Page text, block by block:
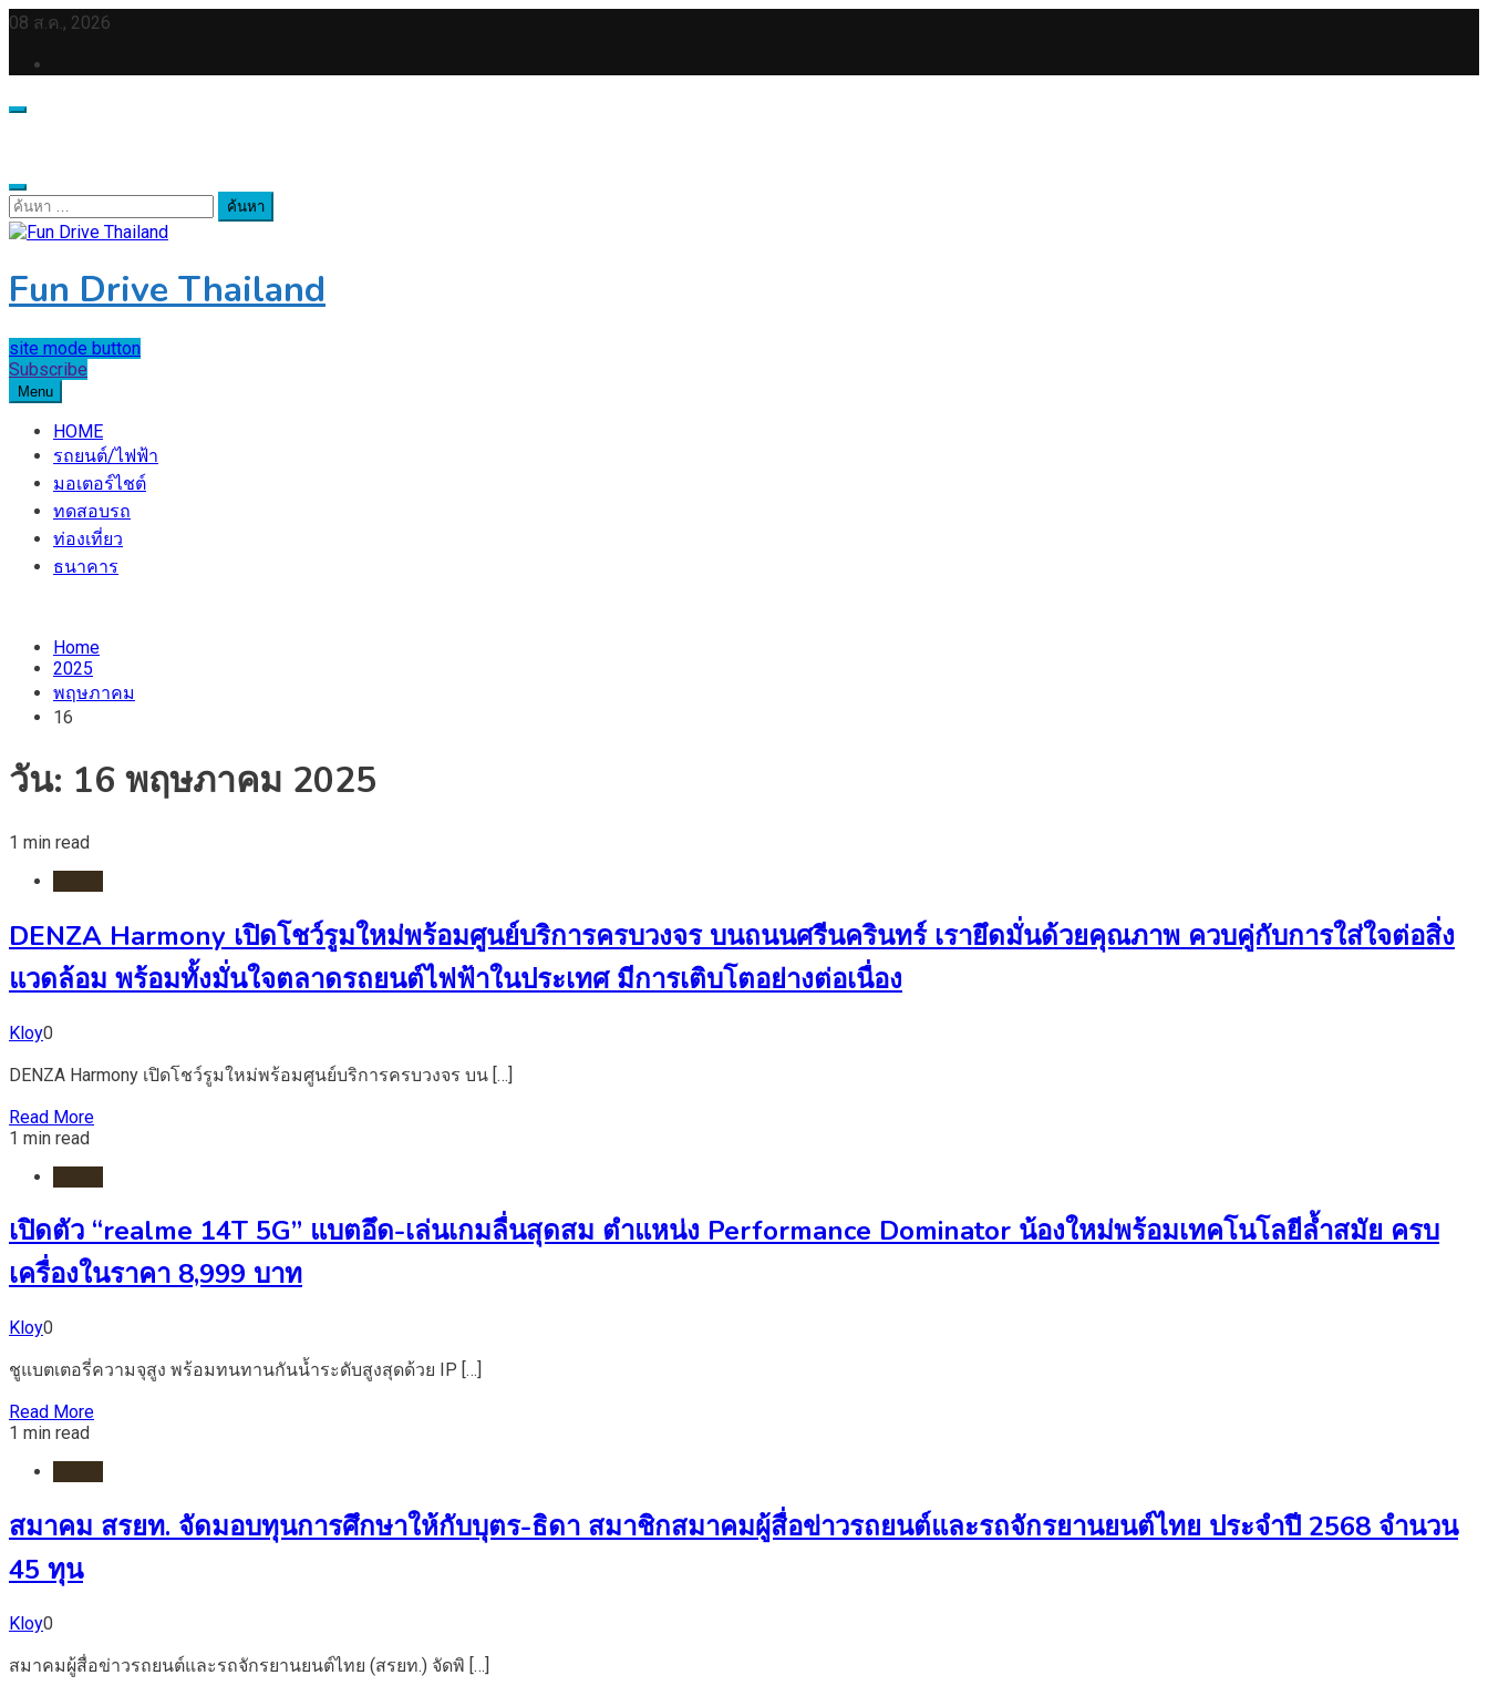
Skip
content
08 ส.ค., 2026
ค้นหา
สำหรับ:
Fun Drive Thailand
site mode button
Subscribe
Menu
HOME
รถยนต์/ไฟฟ้า
มอเตอร์ไชต์
ทดสอบรถ
ท่องเที่ยว
ธนาคาร
Home
2025
พฤษภาคม
16
วัน: 16 พฤษภาคม 2025
1 min read
DENZA Harmony เปิดโชว์รูมใหม่พร้อมศูนย์บริการครบวงจร บนถนนศรีนครินทร์ เรายึดมั่นด้วยคุณภาพ ควบคู่กับการใส่ใจต่อสิ่ง
แวดล้อม พร้อมทั้งมั่นใจตลาดรถยนต์ไฟฟ้าในประเทศ มีการเติบโตอย่างต่อเนื่อง
Kloy0
DENZA Harmony เปิดโชว์รูมใหม่พร้อมศูนย์บริการครบวงจร บน […]
Read More
1 min read
เปิดตัว “realme 14T 5G” แบตอึด-เล่นเกมลื่นสุดสม ตำแหน่ง Performance Dominator น้องใหม่พร้อมเทคโนโลยีล้ำสมัย ครบ
เครื่องในราคา 8,999 บาท
Kloy0
ชูแบตเตอรี่ความจุสูง พร้อมทนทานกันน้ำระดับสูงสุดด้วย IP […]
Read More
1 min read
สมาคม สรยท. จัดมอบทุนการศึกษาให้กับบุตร-ธิดา สมาชิกสมาคมผู้สื่อข่าวรถยนต์และรถจักรยานยนต์ไทย ประจำปี 2568 จำนวน
45 ทุน
Kloy0
สมาคมผู้สื่อข่าวรถยนต์และรถจักรยานยนต์ไทย (สรยท.) จัดพิ […]